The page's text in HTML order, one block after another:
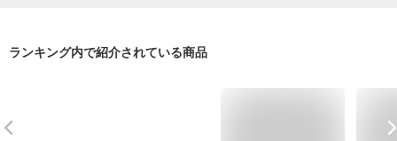
ランキング内で紹介されている商品